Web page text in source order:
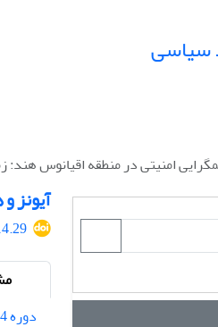
سیاسی
امنیتی در منطقه اقیانوس هند:
آیونز
دوره 4، شماره 14 - شماره پیاپی 14